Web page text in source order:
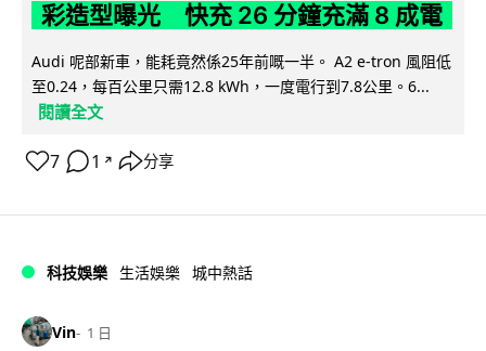
彩造型曝光 快充 26 分鐘充滿 8 成電
Audi 呢部新車，能耗竟然係25年前嘅一半。 A2 e-tron 風阻低
至0.24，每百公里只需12.8 kWh，一度電行到7.8公里。6...
閱讀全文
7 1 ↗ 分享
科技娛樂 生活娛樂 城中熱話
Vin 1 日